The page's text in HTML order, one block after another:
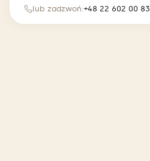
lub zadzwoń:+48 22 602 00 83